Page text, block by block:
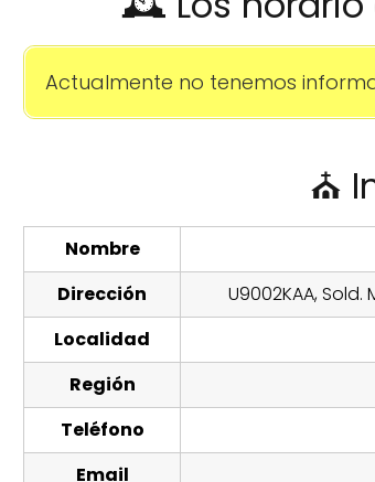
Actualmente no tenemos
⛪
Nombre
Dirección
U9002KAA, Sold.
Localidad
Región
Teléfono
Email